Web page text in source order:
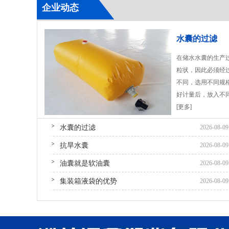
企业动态
水囊的过滤
在储水水囊的生产
粒状，因此必须经
不同，选用不同规
好计量后，放入
[更多]
水囊的过滤 2026-08-09
抗旱水囊 2026-08-09
油囊就是软油囊 2026-08-09
集装箱液袋的优势 2026-08-09